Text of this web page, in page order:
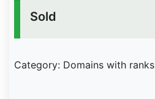
Sold
Category: Domains with ranks